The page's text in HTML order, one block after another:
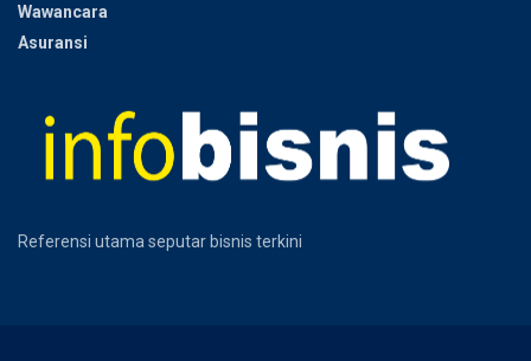
Wawancara
Asuransi
Referensi utama seputar bisnis terkini